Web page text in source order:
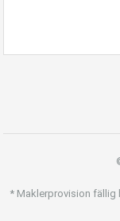
* Maklerprovision fällig